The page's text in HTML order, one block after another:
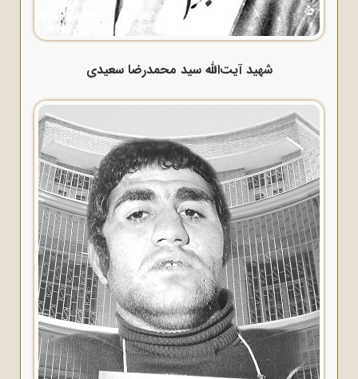
شهید آیت‌الله سید محمدرضا سعیدی